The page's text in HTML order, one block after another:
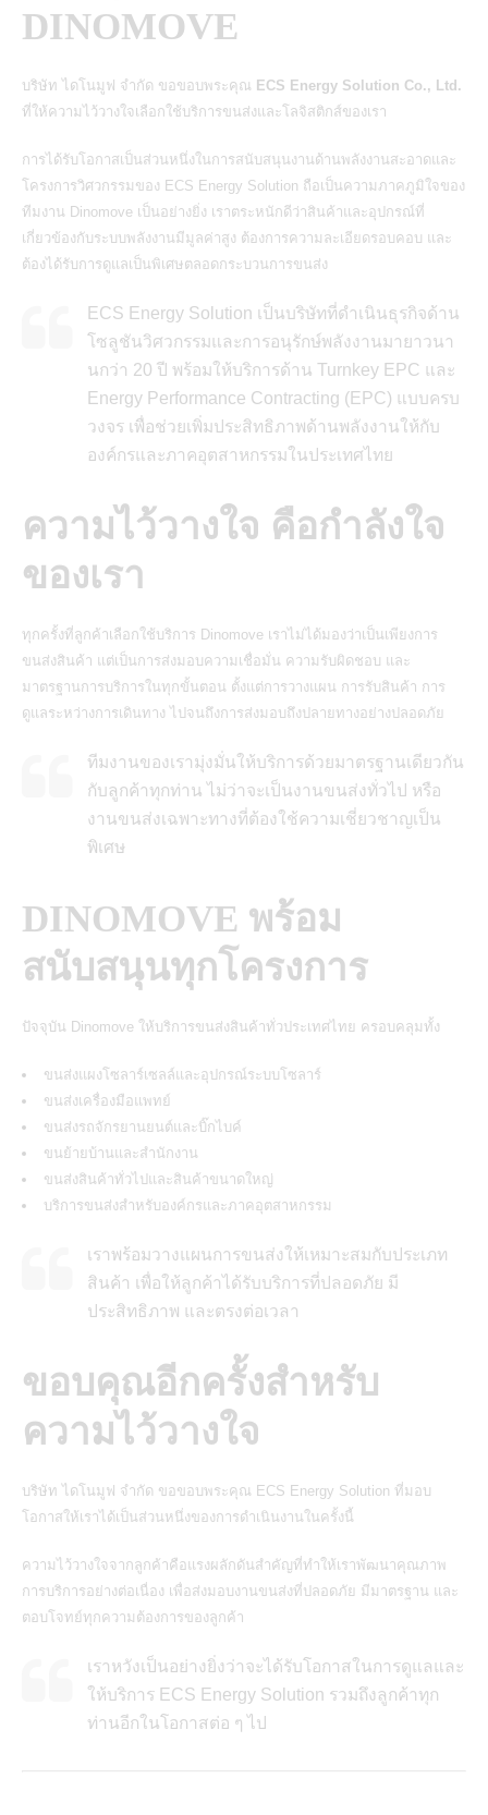
DINOMOVE
บริษัท ไดโนมูฟ จำกัด ขอขอบพระคุณ ECS Energy Solution Co., Ltd.
ที่ให้ความไว้วางใจเลือกใช้บริการขนส่งและโลจิสติกส์ของเรา
การได้รับโอกาสเป็นส่วนหนึ่งในการสนับสนุนงานด้านพลังงานสะอาดและ
โครงการวิศวกรรมของ ECS Energy Solution ถือเป็นความภาคภูมิใจของ
ทีมงาน Dinomove เป็นอย่างยิ่ง เราตระหนักดีว่าสินค้าและอุปกรณ์ที่
เกี่ยวข้องกับระบบพลังงานมีมูลค่าสูง ต้องการความละเอียดรอบคอบ และ
ต้องได้รับการดูแลเป็นพิเศษตลอดกระบวนการขนส่ง
ECS Energy Solution เป็นบริษัทที่ดำเนินธุรกิจด้าน
โซลูชันวิศวกรรมและการอนุรักษ์พลังงานมายาวนา
นกว่า 20 ปี พร้อมให้บริการด้าน Turnkey EPC และ
Energy Performance Contracting (EPC) แบบครบ
วงจร เพื่อช่วยเพิ่มประสิทธิภาพด้านพลังงานให้กับ
องค์กรและภาคอุตสาหกรรมในประเทศไทย
ความไว้วางใจ คือกำลังใจ
ของเรา
ทุกครั้งที่ลูกค้าเลือกใช้บริการ Dinomove เราไม่ได้มองว่าเป็นเพียงการ
ขนส่งสินค้า แต่เป็นการส่งมอบความเชื่อมั่น ความรับผิดชอบ และ
มาตรฐานการบริการในทุกขั้นตอน ตั้งแต่การวางแผน การรับสินค้า การ
ดูแลระหว่างการเดินทาง ไปจนถึงการส่งมอบถึงปลายทางอย่างปลอดภัย
ทีมงานของเรามุ่งมั่นให้บริการด้วยมาตรฐานเดียวกัน
กับลูกค้าทุกท่าน ไม่ว่าจะเป็นงานขนส่งทั่วไป หรือ
งานขนส่งเฉพาะทางที่ต้องใช้ความเชี่ยวชาญเป็น
พิเศษ
DINOMOVE พร้อม
สนับสนุนทุกโครงการ
ปัจจุบัน Dinomove ให้บริการขนส่งสินค้าทั่วประเทศไทย ครอบคลุมทั้ง
ขนส่งแผงโซลาร์เซลล์และอุปกรณ์ระบบโซลาร์
ขนส่งเครื่องมือแพทย์
ขนส่งรถจักรยานยนต์และบิ๊กไบค์
ขนย้ายบ้านและสำนักงาน
ขนส่งสินค้าทั่วไปและสินค้าขนาดใหญ่
บริการขนส่งสำหรับองค์กรและภาคอุตสาหกรรม
เราพร้อมวางแผนการขนส่งให้เหมาะสมกับประเภท
สินค้า เพื่อให้ลูกค้าได้รับบริการที่ปลอดภัย มี
ประสิทธิภาพ และตรงต่อเวลา
ขอบคุณอีกครั้งสำหรับ
ความไว้วางใจ
บริษัท ไดโนมูฟ จำกัด ขอขอบพระคุณ ECS Energy Solution ที่มอบ
โอกาสให้เราได้เป็นส่วนหนึ่งของการดำเนินงานในครั้งนี้
ความไว้วางใจจากลูกค้าคือแรงผลักดันสำคัญที่ทำให้เราพัฒนาคุณภาพ
การบริการอย่างต่อเนื่อง เพื่อส่งมอบงานขนส่งที่ปลอดภัย มีมาตรฐาน และ
ตอบโจทย์ทุกความต้องการของลูกค้า
เราหวังเป็นอย่างยิ่งว่าจะได้รับโอกาสในการดูแลและ
ให้บริการ ECS Energy Solution รวมถึงลูกค้าทุก
ท่านอีกในโอกาสต่อ ๆ ไป